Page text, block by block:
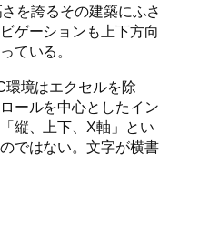
を誇るその建築にふさ
ゲーションも上下方向
ている。
環境はエクセルを除
ールを中心としたイン
縦、上下、X軸」とい
ではない。文字が横書